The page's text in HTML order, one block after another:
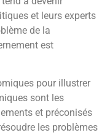
et leurs experts
de la
est
pour illustrer
sont les
et préconisés
les problèmes